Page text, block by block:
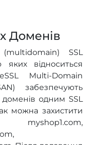
Доменів
(multidomain) SSL
яких відноситься
Multi-Domain
забезпечують
доменів одним SSL
можна захистити